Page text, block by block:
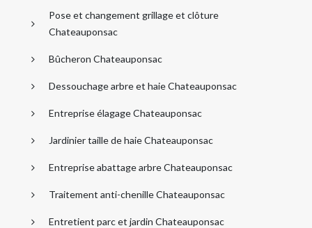
Pose et changement grillage et clôture
Chateauponsac
Bûcheron Chateauponsac
Dessouchage arbre et haie Chateauponsac
Entreprise élagage Chateauponsac
Jardinier taille de haie Chateauponsac
Entreprise abattage arbre Chateauponsac
Traitement anti-chenille Chateauponsac
Entretient parc et jardin Chateauponsac